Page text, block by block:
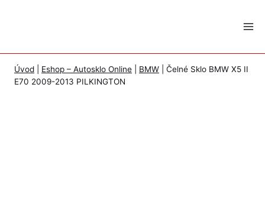
Úvod Eshop – Autosklo Online BMW
Čelné Sklo BMW X5 II
E70 2009-2013 PILKINGTON